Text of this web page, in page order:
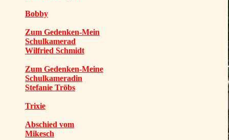
Bobby
Zum Gedenken-Mein
Schulkamerad
Wilfried Schmidt
Zum Gedenken-Meine
Schulkameradin
Stefanie Tröbs
Trixie
Abschied vom
Mikesch